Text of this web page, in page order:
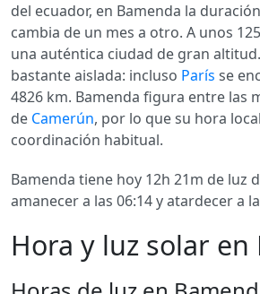
del ecuador, en Bamenda la
cambia de un mes a otro. A unos
una auténtica ciudad de gran
bastante aislada: incluso París se
4826 km. Bamenda figura entre las
de Camerún, por lo que su hora
coordinación habitual.
Bamenda tiene hoy 12h 21m de luz
amanecer a las 06:14 y atardecer a
Hora y luz solar en